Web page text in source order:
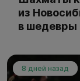
из
в шедевры
8 дней назад